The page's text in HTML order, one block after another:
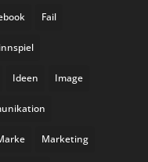
Fail
Ideen Image
Marketing